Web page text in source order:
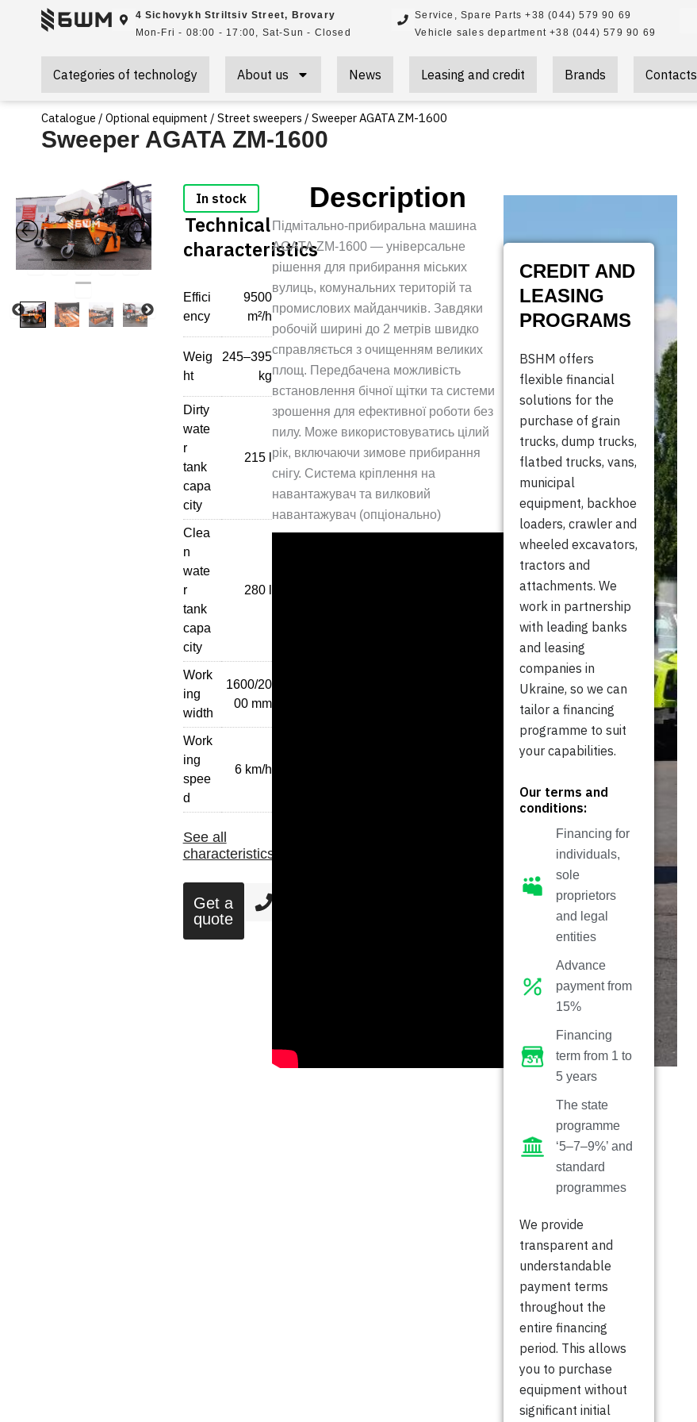
4 Sichovykh Striltsiv Street, Brovary
Mon-Fri - 08:00 - 17:00, Sat-Sun - Closed
Service, Spare Parts +38 (044) 579 90 69
Vehicle sales department +38 (044) 579 90 69
Categories of technology About us News Leasing and credit Brands Contacts
Catalogue / Optional equipment / Street sweepers / Sweeper AGATA ZM-1600
Sweeper AGATA ZM-1600
Technical
characteristics
Effici
ency
9500
m²/h
Weig
ht
245–395
kg
Dirty
wate
r
tank
capa
city
215 l
Clea
n
wate
r
tank
capa
city
280 l
Work
ing
width
1600/20
00 mm
Work
ing
spee
d
6 km/h
See all
characteristics
Get a
quote
Description
Підмітально-прибиральна машина
AGATA ZM-1600 — універсальне
рішення для прибирання міських
вулиць, комунальних територій та
промислових майданчиків. Завдяки
робочій ширині до 2 метрів швидко
справляється з очищенням великих
площ. Передбачена можливість
встановлення бічної щітки та системи
зрошення для ефективної роботи без
пилу. Може використовуватись цілий
рік, включаючи зимове прибирання
снігу. Система кріплення на
навантажувач та вилковий
навантажувач (опціонально)
CREDIT AND
LEASING
PROGRAMS
BSHM offers
flexible financial
solutions for the
purchase of grain
trucks, dump trucks,
flatbed trucks, vans,
municipal
equipment, backhoe
loaders, crawler and
wheeled excavators,
tractors and
attachments. We
work in partnership
with leading banks
and leasing
companies in
Ukraine, so we can
tailor a financing
programme to suit
your capabilities.
Our terms and
conditions:
Financing for
individuals,
sole
proprietors
and legal
entities
Advance
payment from
15%
Financing
term from 1 to
5 years
The state
programme
‘5–7–9%’ and
standard
programmes
We provide
transparent and
understandable
payment terms
throughout the
entire financing
period. This allows
you to purchase
equipment without
significant initial